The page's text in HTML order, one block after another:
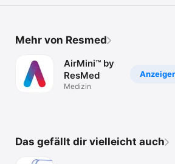
Mehr von Resmed
AirMini™ by
ResMed
Medizin
Das gefällt dir vielleicht auch